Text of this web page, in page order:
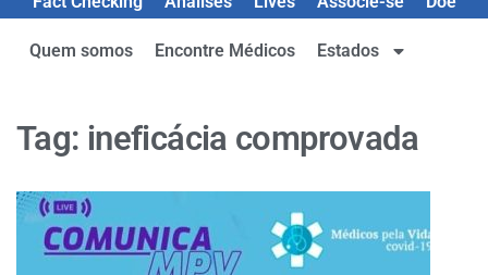
Quem somos Encontre Médicos Estados
Tag: ineficácia comprovada